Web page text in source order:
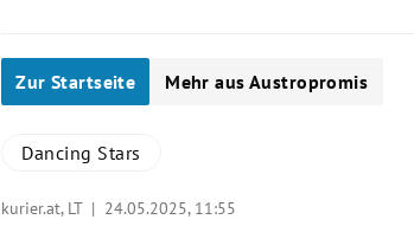
Zur Startseite Mehr aus Austropromis
Dancing Stars
kurier.at, LT | 24.05.2025, 11:55